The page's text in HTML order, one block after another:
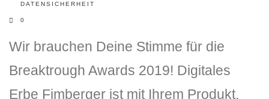
DATENSICHERHEIT
0
Wir brauchen Deine Stimme für die
Breaktrough Awards 2019! Digitales
Erbe Fimberger ist mit Ihrem Produkt,